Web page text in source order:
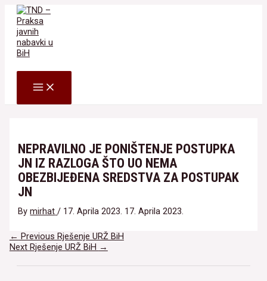
Skip
content
MAIN
MENU
NEPRAVILNO JE PONIŠTENJE POSTUPKA
JN IZ RAZLOGA ŠTO UO NEMA
OBEZBIJEĐENA SREDSTVA ZA POSTUPAK
JN
Bymirhat / 17. Aprila 2023. 17. Aprila 2023.
Navigacija
članaka
← Previous Rješenje URŽ BiH
Next Rješenje URŽ BiH →